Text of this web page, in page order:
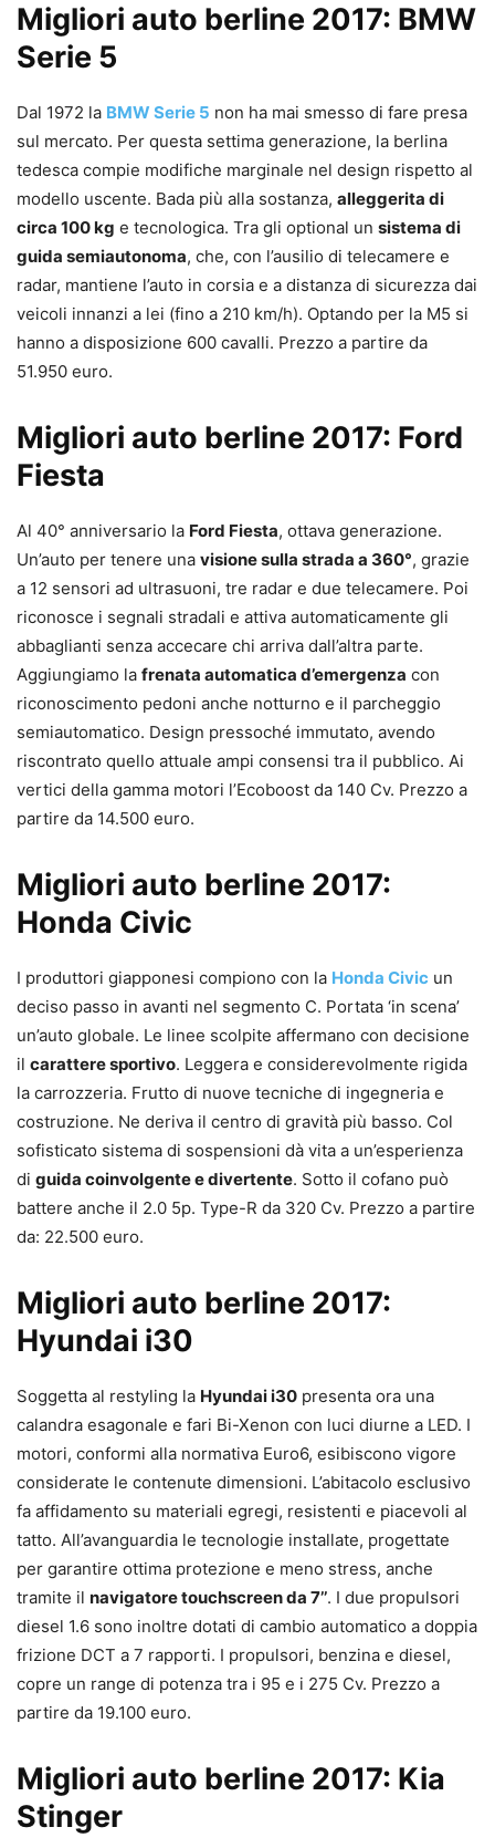
Migliori auto berline 2017: BMW
Serie 5
Dal 1972 la BMW Serie 5 non ha mai smesso di fare presa
sul mercato. Per questa settima generazione, la berlina
tedesca compie modifiche marginale nel design rispetto al
modello uscente. Bada più alla sostanza, alleggerita di
circa 100 kg e tecnologica. Tra gli optional un sistema di
guida semiautonoma, che, con l’ausilio di telecamere e
radar, mantiene l’auto in corsia e a distanza di sicurezza dai
veicoli innanzi a lei (fino a 210 km/h). Optando per la M5 si
hanno a disposizione 600 cavalli. Prezzo a partire da
51.950 euro.
Migliori auto berline 2017: Ford
Fiesta
Al 40° anniversario la Ford Fiesta, ottava generazione.
Un’auto per tenere una visione sulla strada a 360°, grazie
a 12 sensori ad ultrasuoni, tre radar e due telecamere. Poi
riconosce i segnali stradali e attiva automaticamente gli
abbaglianti senza accecare chi arriva dall’altra parte.
Aggiungiamo la frenata automatica d’emergenza con
riconoscimento pedoni anche notturno e il parcheggio
semiautomatico. Design pressoché immutato, avendo
riscontrato quello attuale ampi consensi tra il pubblico. Ai
vertici della gamma motori l’Ecoboost da 140 Cv. Prezzo a
partire da 14.500 euro.
Migliori auto berline 2017:
Honda Civic
I produttori giapponesi compiono con la Honda Civic un
deciso passo in avanti nel segmento C. Portata ‘in scena’
un’auto globale. Le linee scolpite affermano con decisione
il carattere sportivo. Leggera e considerevolmente rigida
la carrozzeria. Frutto di nuove tecniche di ingegneria e
costruzione. Ne deriva il centro di gravità più basso. Col
sofisticato sistema di sospensioni dà vita a un’esperienza
di guida coinvolgente e divertente. Sotto il cofano può
battere anche il 2.0 5p. Type-R da 320 Cv. Prezzo a partire
da: 22.500 euro.
Migliori auto berline 2017:
Hyundai i30
Soggetta al restyling la Hyundai i30 presenta ora una
calandra esagonale e fari Bi-Xenon con luci diurne a LED. I
motori, conformi alla normativa Euro6, esibiscono vigore
considerate le contenute dimensioni. L’abitacolo esclusivo
fa affidamento su materiali egregi, resistenti e piacevoli al
tatto. All’avanguardia le tecnologie installate, progettate
per garantire ottima protezione e meno stress, anche
tramite il navigatore touchscreen da 7’’. I due propulsori
diesel 1.6 sono inoltre dotati di cambio automatico a doppia
frizione DCT a 7 rapporti. I propulsori, benzina e diesel,
copre un range di potenza tra i 95 e i 275 Cv. Prezzo a
partire da 19.100 euro.
Migliori auto berline 2017: Kia
Stinger